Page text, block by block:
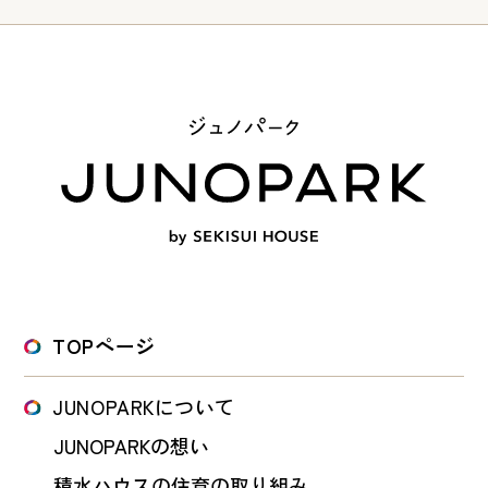
TOPページ
JUNOPARKについて
JUNOPARKの想い